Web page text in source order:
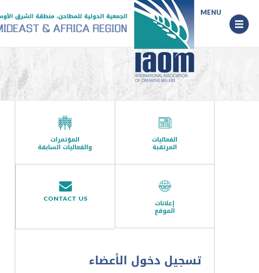
الفعاليات
المرتقبة
المؤتمرات
والفعاليات السابقة
إعلانات
الموقع
CONTACT US
تسجيل دخول الأعضاء
MENU
Menu